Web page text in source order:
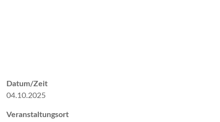
Datum/Zeit
04.10.2025
Veranstaltungsort